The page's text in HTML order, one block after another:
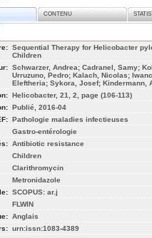
CONTENU
Sequential Therapy for Helicobacter
Children
Schwarzer, Andrea; Cadranel, Samy;
Urruzuno, Pedro; Kalach, Nicolas;
Eleftheria; Sykora, Josef; Kindermann,
Helicobacter, 21, 2, page (106-113)
Publié, 2016-04
Pathologie maladies infectieuses
Gastro-entérologie
Antibiotic resistance
Children
Clarithromycin
Metronidazole
SCOPUS: ar.j
FLWIN
Anglais
urn:issn:1083-4389